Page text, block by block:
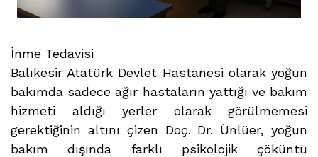
İnme Tedavisi
Balıkesir Atatürk Devlet Hastanesi olarak yoğun
bakımda sadece ağır hastaların yattığı ve bakım
hizmeti aldığı yerler olarak görülmemesi
gerektiğinin altını çizen Doç. Dr. Ünlüer, yoğun
bakım dışında farklı psikolojik çöküntü